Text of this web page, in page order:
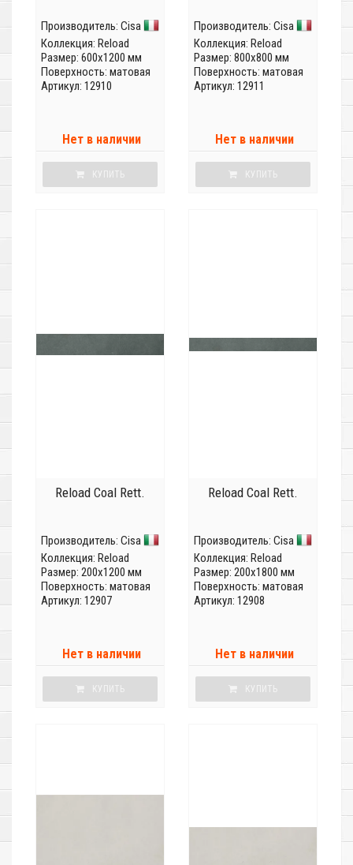
Производитель: Cisa
Коллекция: Reload
Размер: 600x1200 мм
Поверхность: матовая
Артикул: 12910
Нет в наличии
КУПИТЬ
Производитель: Cisa
Коллекция: Reload
Размер: 800x800 мм
Поверхность: матовая
Артикул: 12911
Нет в наличии
КУПИТЬ
Reload Coal Rett.
Производитель: Cisa
Коллекция: Reload
Размер: 200x1200 мм
Поверхность: матовая
Артикул: 12907
Нет в наличии
КУПИТЬ
Reload Coal Rett.
Производитель: Cisa
Коллекция: Reload
Размер: 200x1800 мм
Поверхность: матовая
Артикул: 12908
Нет в наличии
КУПИТЬ